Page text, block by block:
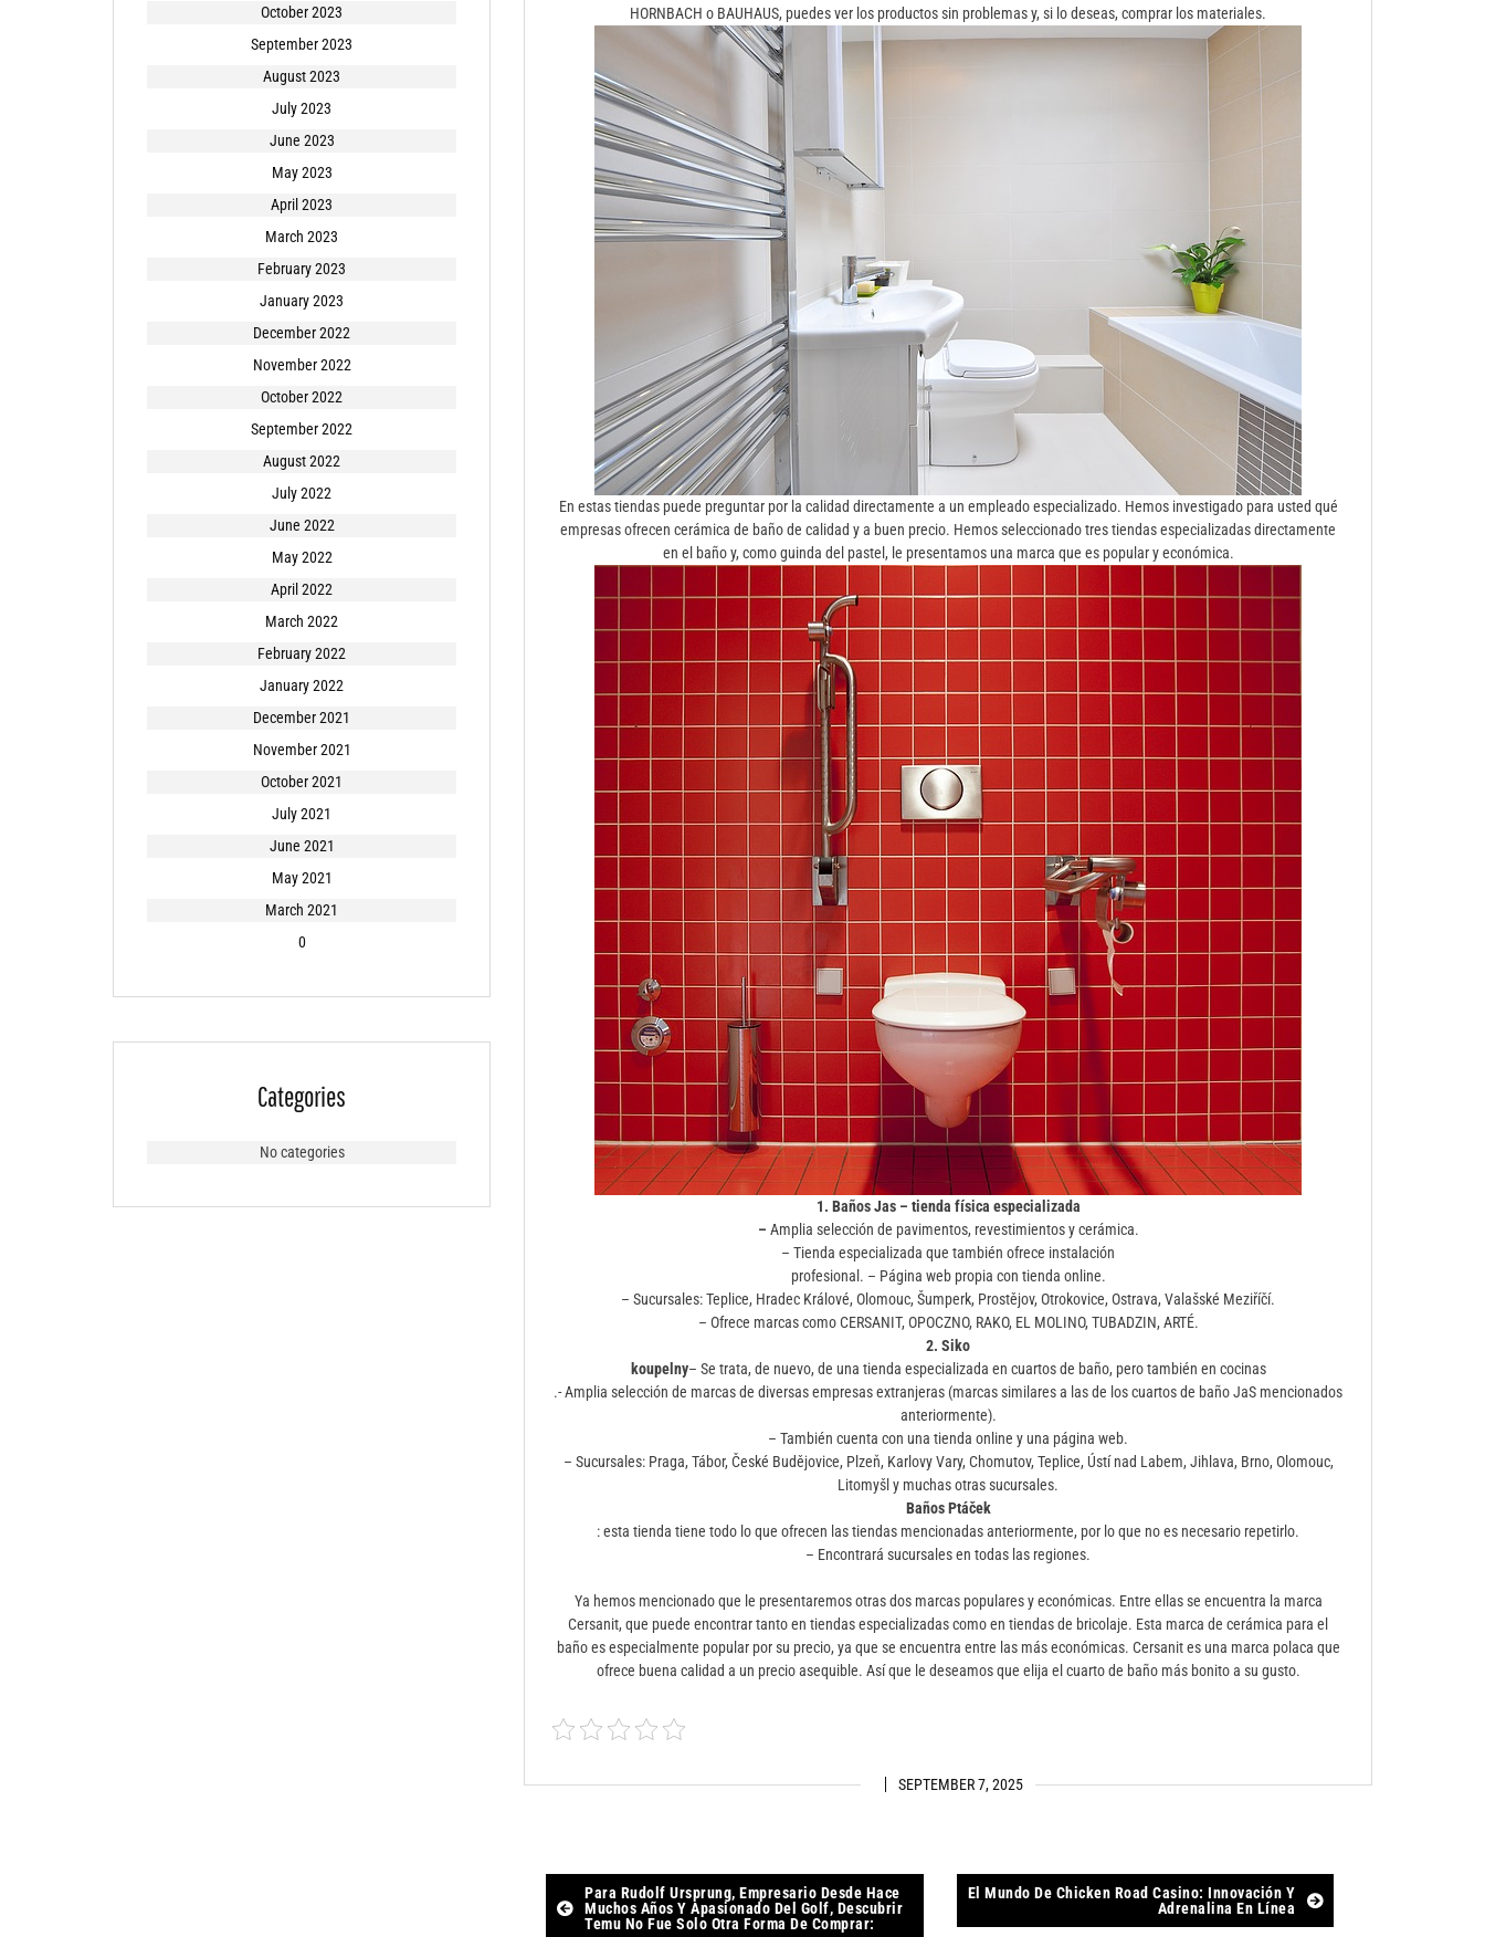
SEPTEMBER 7, 2025
HORNBACH o BAUHAUS, puedes ver los productos sin problemas y, si lo deseas, comprar los materiales.
En estas tiendas puede preguntar por la calidad directamente a un empleado especializado. Hemos investigado para usted qué
empresas ofrecen cerámica de baño de calidad y a buen precio. Hemos seleccionado tres tiendas especializadas directamente
en el baño y, como guinda del pastel, le presentamos una marca que es popular y económica.
1. Baños Jas – tienda física especializada
– Amplia selección de pavimentos, revestimientos y cerámica.
– Tienda especializada que también ofrece instalación
profesional. – Página web propia con tienda online.
– Sucursales: Teplice, Hradec Králové, Olomouc, Šumperk, Prostějov, Otrokovice, Ostrava, Valašské Meziříčí.
– Ofrece marcas como CERSANIT, OPOCZNO, RAKO, EL MOLINO, TUBADZIN, ARTÉ.
2. Siko
koupelny– Se trata, de nuevo, de una tienda especializada en cuartos de baño, pero también en cocinas
.- Amplia selección de marcas de diversas empresas extranjeras (marcas similares a las de los cuartos de baño JaS mencionados
anteriormente).
– También cuenta con una tienda online y una página web.
– Sucursales: Praga, Tábor, České Budějovice, Plzeň, Karlovy Vary, Chomutov, Teplice, Ústí nad Labem, Jihlava, Brno, Olomouc,
Litomyšl y muchas otras sucursales.
Baños Ptáček
: esta tienda tiene todo lo que ofrecen las tiendas mencionadas anteriormente, por lo que no es necesario repetirlo.
– Encontrará sucursales en todas las regiones.
Ya hemos mencionado que le presentaremos otras dos marcas populares y económicas. Entre ellas se encuentra la marca
Cersanit, que puede encontrar tanto en tiendas especializadas como en tiendas de bricolaje. Esta marca de cerámica para el
baño es especialmente popular por su precio, ya que se encuentra entre las más económicas. Cersanit es una marca polaca que
ofrece buena calidad a un precio asequible. Así que le deseamos que elija el cuarto de baño más bonito a su gusto.
PostPara Rudolf Ursprung, Empresario Desde Hace
Muchos Años Y Apasionado Del Golf, Descubrir
Temu No Fue Solo Otra Forma De Comprar:
El Mundo De Chicken Road Casino: Innovación Y
Adrenalina En Línea
October 2023
September 2023
August 2023
July 2023
June 2023
May 2023
April 2023
March 2023
February 2023
January 2023
December 2022
November 2022
October 2022
September 2022
August 2022
July 2022
June 2022
May 2022
April 2022
March 2022
February 2022
January 2022
December 2021
November 2021
October 2021
July 2021
June 2021
May 2021
March 2021
0
Categories
No categories